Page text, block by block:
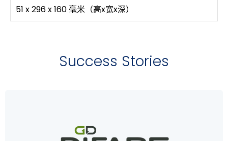
51 x 296 x 160 毫米（高x宽x深）
Success Stories